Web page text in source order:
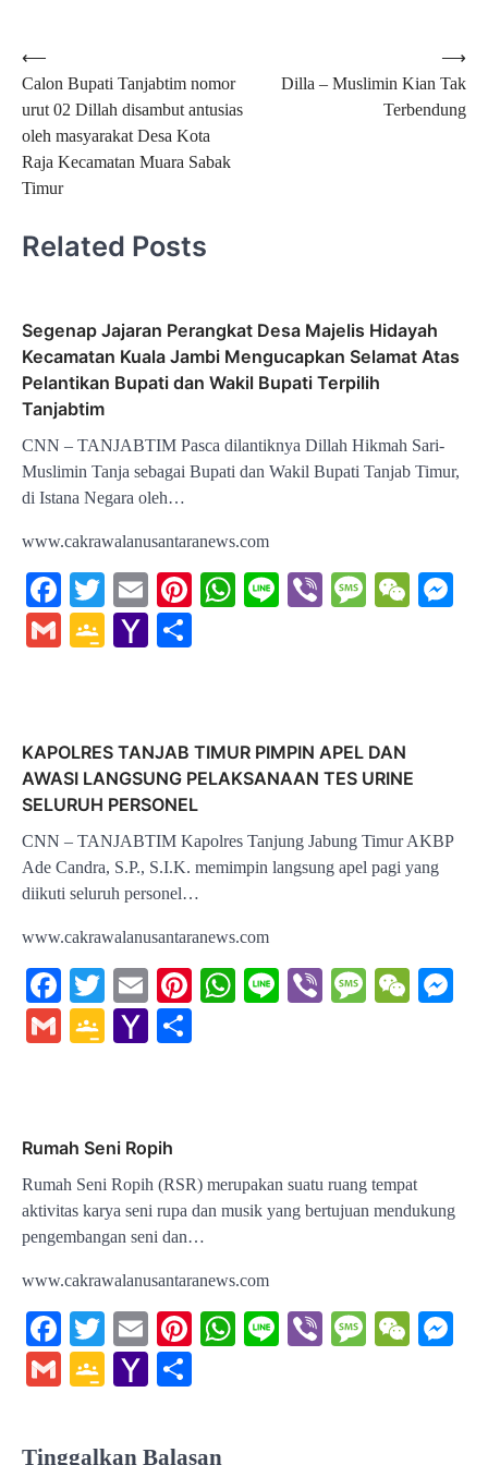
Navigasi
pos
⟵
Calon Bupati Tanjabtim nomor
urut 02 Dillah disambut antusias
oleh masyarakat Desa Kota
Raja Kecamatan Muara Sabak
Timur
Dilla – Muslimin Kian Tak
Terbendung
⟶
Related Posts
Segenap Jajaran Perangkat Desa Majelis Hidayah
Kecamatan Kuala Jambi Mengucapkan Selamat Atas
Pelantikan Bupati dan Wakil Bupati Terpilih
Tanjabtim
CNN – TANJABTIM Pasca dilantiknya Dillah Hikmah Sari-
Muslimin Tanja sebagai Bupati dan Wakil Bupati Tanjab Timur,
di Istana Negara oleh…
www.cakrawalanusantaranews.com
Facebook
TwitterEmailPinterest
WhatsApp
LineViberMessage
GmailGoogleYahoo
KAPOLRES TANJAB TIMUR PIMPIN APEL DAN
AWASI LANGSUNG PELAKSANAAN TES URINE
SELURUH PERSONEL
CNN – TANJABTIM Kapolres Tanjung Jabung Timur AKBP
Ade Candra, S.P., S.I.K. memimpin langsung apel pagi yang
diikuti seluruh personel…
www.cakrawalanusantaranews.com
Facebook
TwitterEmailPinterest
WhatsApp
LineViberMessage
GmailGoogleYahoo
Rumah Seni Ropih
Rumah Seni Ropih (RSR) merupakan suatu ruang tempat
aktivitas karya seni rupa dan musik yang bertujuan mendukung
pengembangan seni dan…
www.cakrawalanusantaranews.com
Facebook
TwitterEmailPinterest
WhatsApp
LineViberMessage
GmailGoogleYahoo
Tinggalkan Balasan